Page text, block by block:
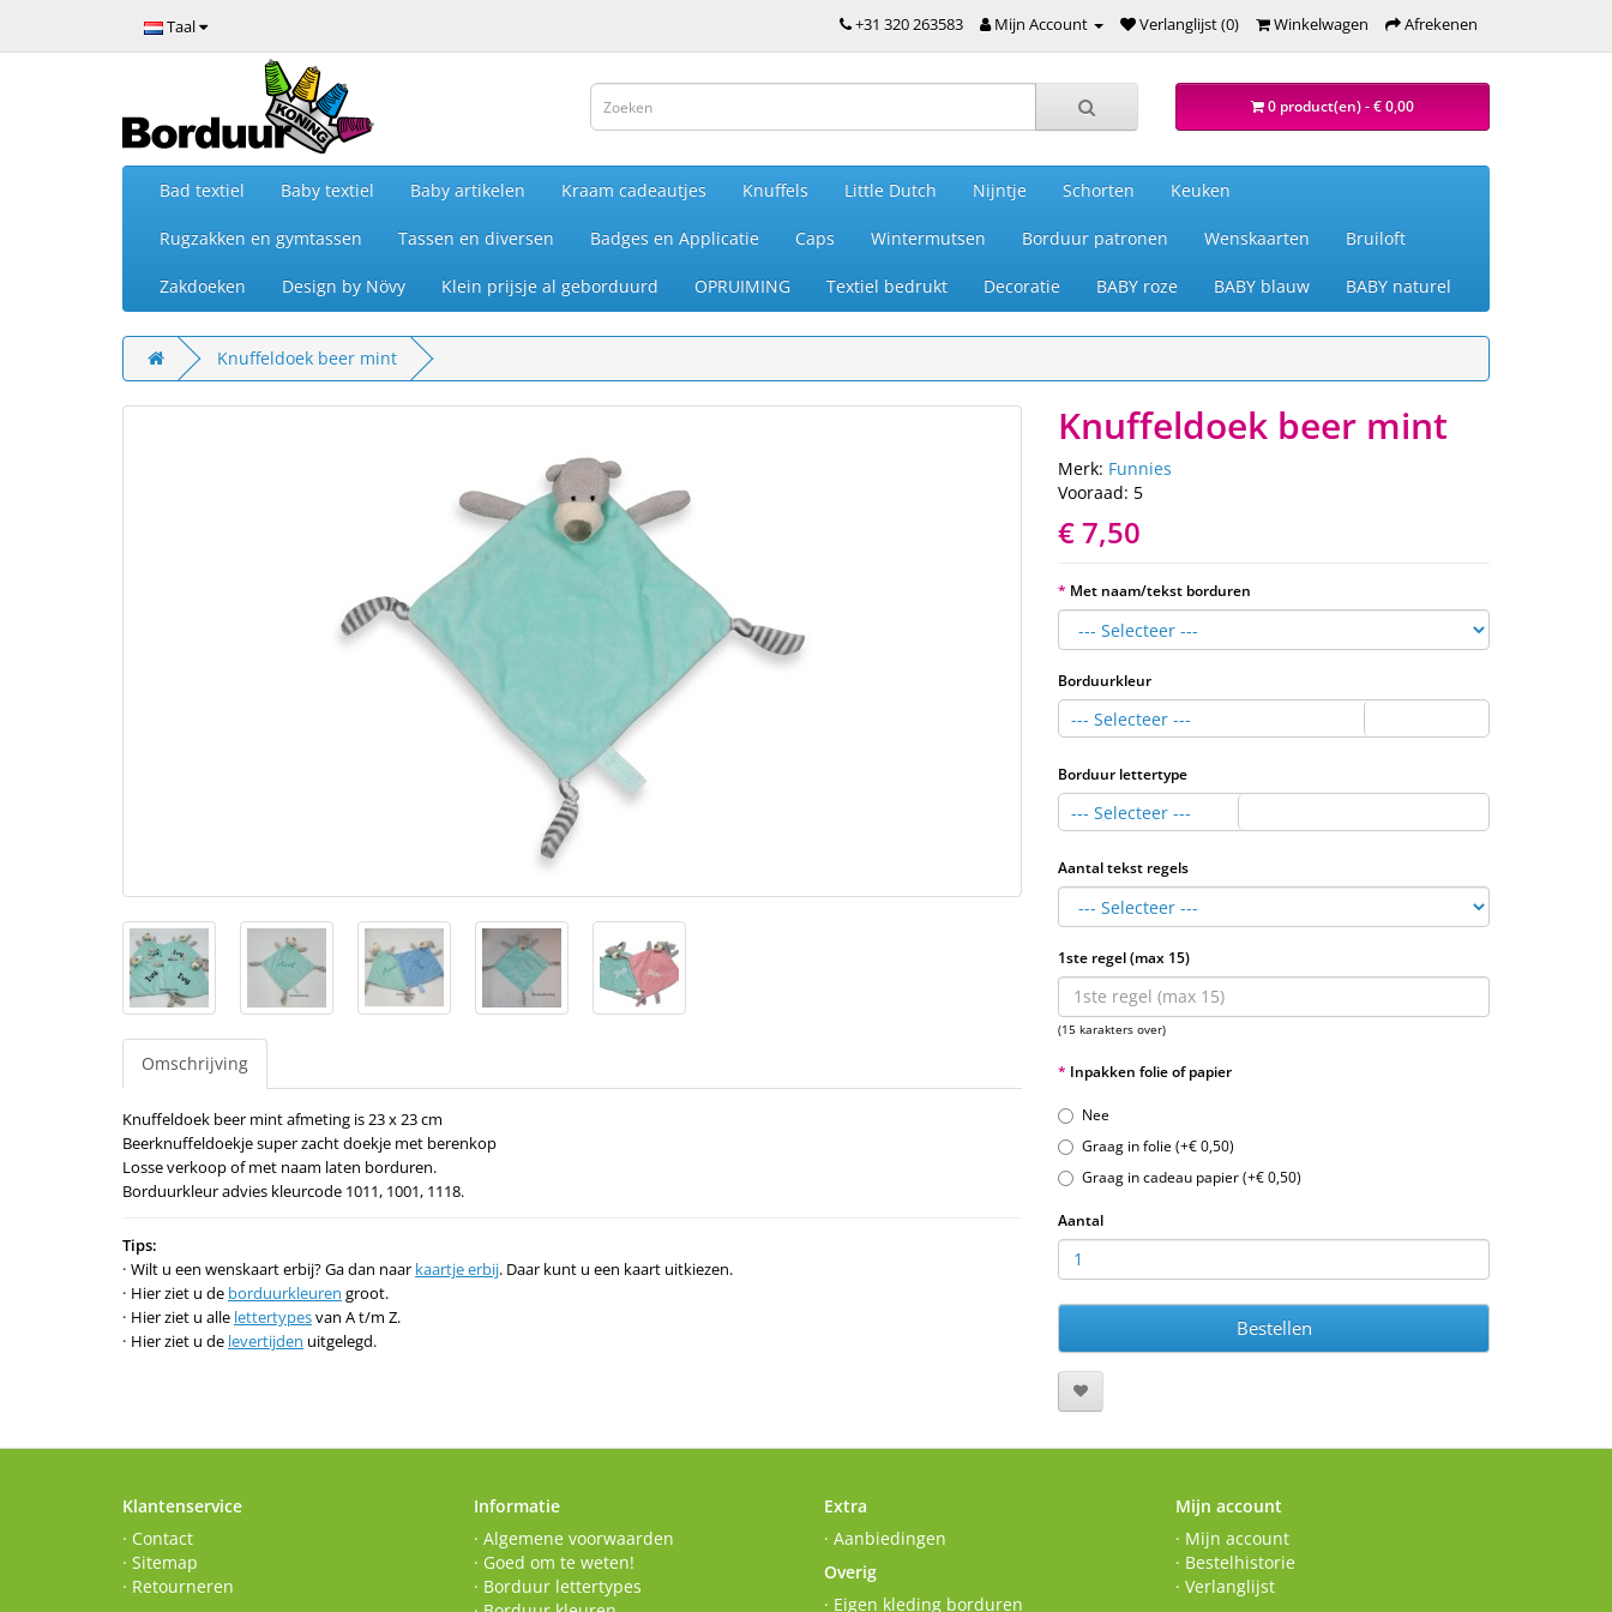
Taal +31 320 263583 Mijn Account Verlanglijst (0) Winkelwagen Afrekenen
0 product(en) - € 0,00
Bad textiel Baby textiel Baby artikelen Kraam cadeautjes Knuffels Little Dutch Nijntje Schorten Keuken
Rugzakken en gymtassen Tassen en diversen Badges en Applicatie Caps Wintermutsen Borduur patronen Wenskaarten Bruiloft
Zakdoeken Design by Növy Klein prijsje al geborduurd OPRUIMING Textiel bedrukt Decoratie BABY roze BABY blauw BABY naturel
Knuffeldoek beer mint
Omschrijving
Knuffeldoek beer mint afmeting is 23 x 23 cm
Beerknuffeldoekje super zacht doekje met berenkop
Losse verkoop of met naam laten borduren.
Borduurkleur advies kleurcode 1011, 1001, 1118.
Tips:
Wilt u een wenskaart erbij? Ga dan naar kaartje erbij. Daar kunt u een kaart uitkiezen.
Hier ziet u de borduurkleuren groot.
Hier ziet u alle lettertypesvan A t/m Z.
Hier ziet u de levertijden uitgelegd.
Knuffeldoek beer mint
Merk: Funnies
Vooraad: 5
€ 7,50
Met naam/tekst borduren
Borduurkleur
--- Selecteer ---
Borduur lettertype
--- Selecteer ---
Aantal tekst regels
1ste regel (max 15)
(15 karakters over)
Inpakken folie of papier
Nee
Graag in folie (+€ 0,50)
Graag in cadeau papier (+€ 0,50)
Aantal
Bestellen
Klantenservice
· Contact
· Sitemap
· Retourneren
Informatie
· Algemene voorwaarden
· Goed om te weten!
· Borduur lettertypes
Extra
· Aanbiedingen
Overig
· Eigen kleding borduren
Mijn account
· Mijn account
· Bestelhistorie
· Verlanglijst